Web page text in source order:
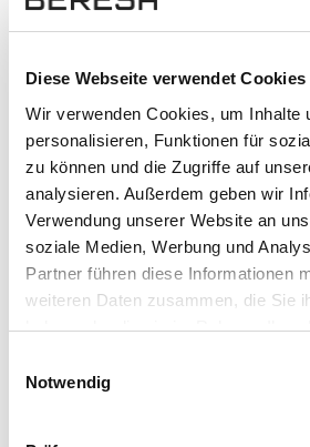
Diese Webseite verwendet Cookies
Wir verwenden Cookies, um Inhalte
personalisieren, Funktionen für
zu können und die Zugriffe auf
analysieren. Außerdem geben wir
Verwendung unserer Website an
soziale Medien, Werbung und
Partner führen diese Informationen
weiteren Daten zusammen, die Sie
haben oder die sie im Rahmen Ihrer
Cookies, wenn Sie unsere
Notwendig
Exposé herunterladen [pdf]
Unsere
wuddi
Versicherung ✔